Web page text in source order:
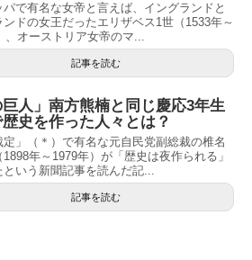
パで有名な女帝と言えば、イングランドと
ンドの女王だったエリザベス1世（1533年～
、オーストリア女帝のマ...
記事を読む
巨人」南方熊楠と同じ慶応3年生
歴史を作った人々とは？
定」（＊）で有名な元自民党副総裁の椎名
年～1979年）が「歴史は夜作られる」
という新聞記事を読んだ記...
記事を読む